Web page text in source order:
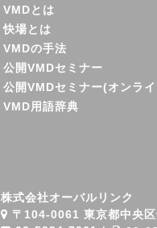
VMDとは
快場とは
VMDの手法
公開VMDセミナー
公開VMDセミナー(オンラ
VMD用語辞典
株式会社オーバルリンク
〒104-0061 東京都中央